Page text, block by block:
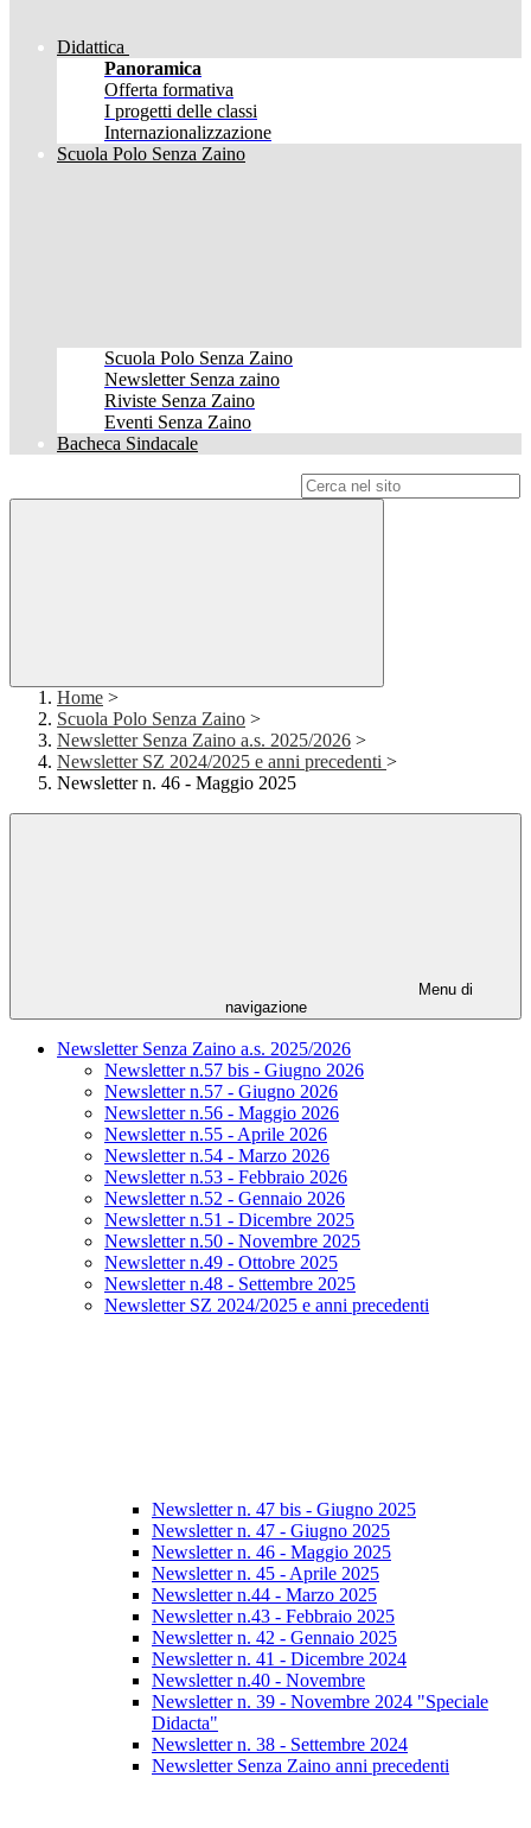
Didattica
Panoramica
Offerta formativa
I progetti delle classi
Internazionalizzazione
Scuola Polo Senza Zaino
Scuola Polo Senza Zaino
Newsletter Senza zaino
Riviste Senza Zaino
Eventi Senza Zaino
Bacheca Sindacale
Home >
Scuola Polo Senza Zaino >
Newsletter Senza Zaino a.s. 2025/2026 >
Newsletter SZ 2024/2025 e anni precedenti >
Newsletter n. 46 - Maggio 2025
Menu di
navigazione
Newsletter Senza Zaino a.s. 2025/2026
Newsletter n.57 bis - Giugno 2026
Newsletter n.57 - Giugno 2026
Newsletter n.56 - Maggio 2026
Newsletter n.55 - Aprile 2026
Newsletter n.54 - Marzo 2026
Newsletter n.53 - Febbraio 2026
Newsletter n.52 - Gennaio 2026
Newsletter n.51 - Dicembre 2025
Newsletter n.50 - Novembre 2025
Newsletter n.49 - Ottobre 2025
Newsletter n.48 - Settembre 2025
Newsletter SZ 2024/2025 e anni precedenti
Newsletter n. 47 bis - Giugno 2025
Newsletter n. 47 - Giugno 2025
Newsletter n. 46 - Maggio 2025
Newsletter n. 45 - Aprile 2025
Newsletter n.44 - Marzo 2025
Newsletter n.43 - Febbraio 2025
Newsletter n. 42 - Gennaio 2025
Newsletter n. 41 - Dicembre 2024
Newsletter n.40 - Novembre
Newsletter n. 39 - Novembre 2024 "Speciale
Didacta"
Newsletter n. 38 - Settembre 2024
Newsletter Senza Zaino anni precedenti